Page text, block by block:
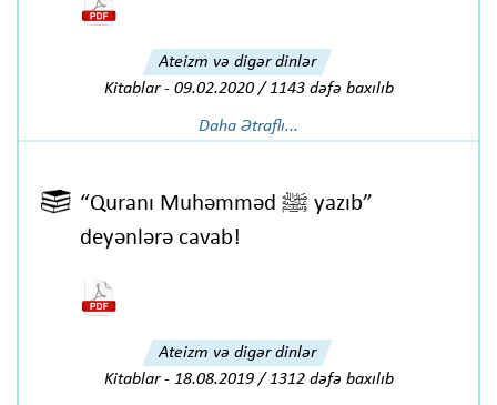
Ateizm və digər dinlər
Kitablar- 09.02.2020 / 1143 dəfə baxılıb
Daha Ətraflı...
“Quranı Muhəmməd ﷺ yazıb”
deyənlərə cavab!
Ateizm və digər dinlər
Kitablar- 18.08.2019 / 1312 dəfə baxılıb